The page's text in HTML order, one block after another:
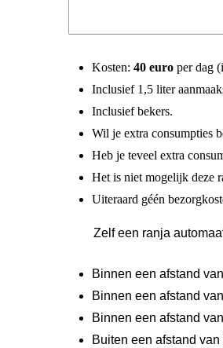
Kosten: 40 euro per dag
Inclusief 1,5 liter
Inclusief bekers.
Wil je extra consumpties
Heb je teveel extra
Het is niet mogelijk deze
Uiteraard géén b
Zelf een ranja
Binnen een afstand
Binnen een afstand
Binnen een afstand
Buiten een afstand van